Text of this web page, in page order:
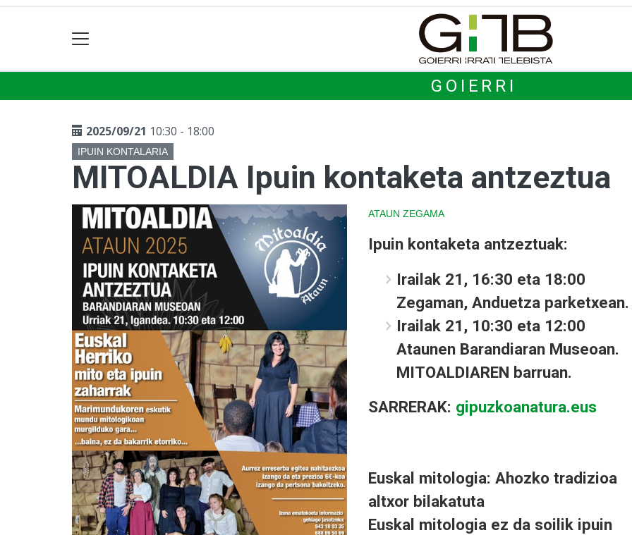
GOIERRI
2025/09/21 10:30 - 18:00
IPUIN KONTALARIA
MITOALDIA Ipuin kontaketa antzeztua
ATAUN ZEGAMA
Ipuin kontaketa antzeztuak:
Irailak 21, 16:30 eta 18:00
Zegaman, Anduetza parketxean.
Irailak 21, 10:30 eta 12:00
Ataunen Barandiaran Museoan.
MITOALDIAREN barruan.
SARRERAK: gipuzkoanatura.eus
Euskal mitologia: Ahozko tradizioa
altxor bilakatuta
Euskal mitologia ez da soilik ipuin